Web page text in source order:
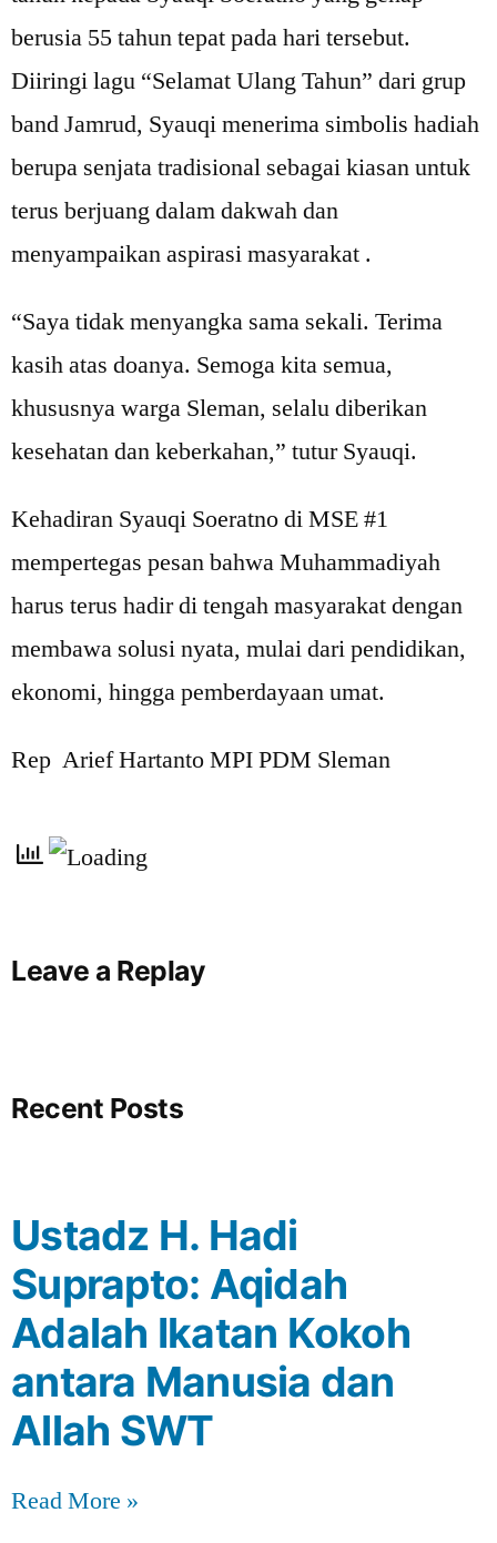
berusia 55 tahun tepat pada hari tersebut.
Diiringi lagu “Selamat Ulang Tahun” dari grup
band Jamrud, Syauqi menerima simbolis hadiah
berupa senjata tradisional sebagai kiasan untuk
terus berjuang dalam dakwah dan
menyampaikan aspirasi masyarakat .
“Saya tidak menyangka sama sekali. Terima
kasih atas doanya. Semoga kita semua,
khususnya warga Sleman, selalu diberikan
kesehatan dan keberkahan,” tutur Syauqi.
Kehadiran Syauqi Soeratno di MSE #1
mempertegas pesan bahwa Muhammadiyah
harus terus hadir di tengah masyarakat dengan
membawa solusi nyata, mulai dari pendidikan,
ekonomi, hingga pemberdayaan umat.
Rep Arief Hartanto MPI PDM Sleman
Leave a Replay
Recent Posts
Ustadz H. Hadi
Suprapto: Aqidah
Adalah Ikatan Kokoh
antara Manusia dan
Allah SWT
Read More »